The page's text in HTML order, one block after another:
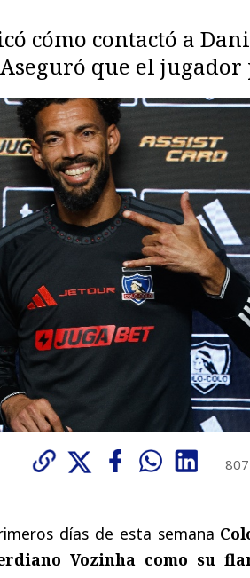
cómo contactó a
que el
807
días de esta semana
Vozinha como su